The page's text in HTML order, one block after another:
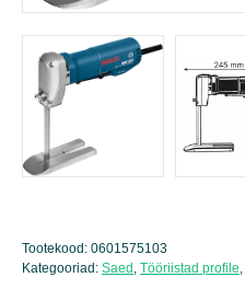
Tootekood: 0601575103
Kategooriad: Saed Tööriistad profile